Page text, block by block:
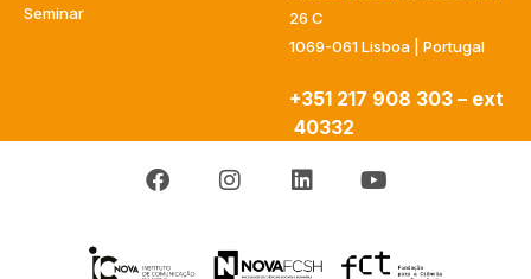
Seminar
26 C
1069-061 Lisboa | Portugal
+351 217 908 303 – ext
40332